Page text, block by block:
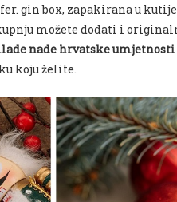
gin box, zapakirana u
možete dodati i
nade hrvatske
koju želite.